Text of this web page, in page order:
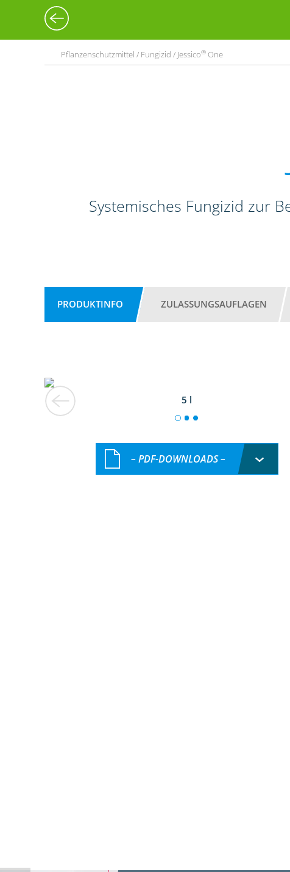
Pflanzenschutzmittel / Fungizid / Jessico® One
Systemisches Fungizid zur
PRODUKTINFO ZULASSUNGSAUFLAGEN
5 l
– PDF-DOWNLOADS –